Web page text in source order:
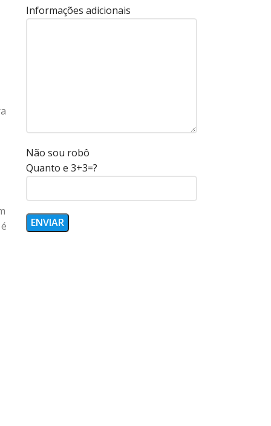
Informações adicionais
Não sou robô
Quanto e 3+3=?